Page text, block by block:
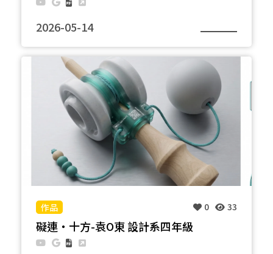
2026-05-14
您提供的礙子照片啟發，我將淡藍色與米白色的礙子
重新設計成一個名為「能源中繼：過去與未來 (The
Energy Relay: Past to Future)」的生活裝置。 這
個作品將過去用於輸送高壓電的絕緣礙子，轉化為收
集與釋放微型能源的載體。我保留了礙子獨特的陶瓷
質感與淡雅的釉色： 米白色礙子：頂部被轉化為一個
微型的太陽能接收盤，象徵著直接從自然汲取能量。
淡藍色礙子：內部置入了一個溫暖的LED燈絲，將收
集到的能量轉化為陪伴生活的柔光，成為一個實用的
桌面燈具。 兩個礙子之間由裸露的銅線與一個微型電
路板相連，展示能量流動的過程。木質底座上刻有
「能源、設計與社會｜重新想像永續」的字樣，回應
這場創作的核心命題。 透過這個設計，礙子不再只是
退役的電力組件，而是化身為連接能源歷史與永續未
來的設計物件，將抽象的環保概念落實為生活中的美
學儀式。
0 33
礙連・十方-袁O東 設計系四年級